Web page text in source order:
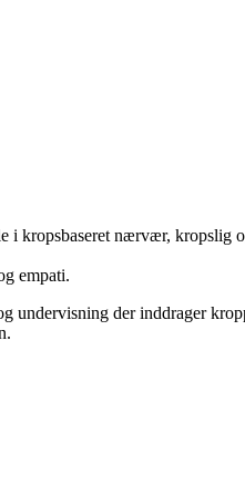
i kropsbaseret nærvær, kropslig
empati.
undervisning der inddrager